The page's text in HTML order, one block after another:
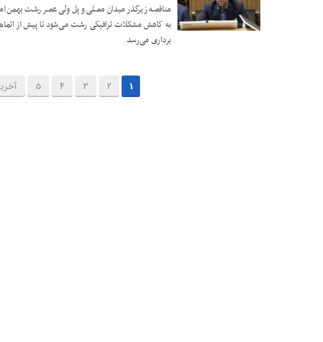
۲۹ دی ۱۴۰۳
مناقصه زیرگذر میدان مصلی و پل ولی عصر رشت بهمن
به کاهش مشکلات ترافیکی رشت می‌شود تا پیش از
برداری می‌رسد
1
2
3
4
5